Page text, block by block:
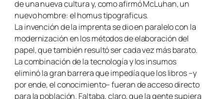
de una nueva cultura y, como afirmó McLuhan, un
nuevo hombre: el homus tipograficus.
La invención de la imprenta se dio en paralelo con la
modernización en los métodos de elaboración del
papel, que también resultó ser cada vez más barato.
La combinación de la tecnología y los insumos
eliminó la gran barrera que impedía que los libros –y
por ende, el conocimiento– fueran de acceso directo
para la población. Faltaba, claro, que la gente supiera